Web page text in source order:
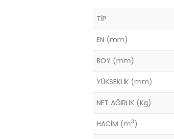
TİP
EN (mm)
BOY (mm)
YÜKSEKLİK (mm)
NET AĞIRLIK (Kg)
HACİM (m3)